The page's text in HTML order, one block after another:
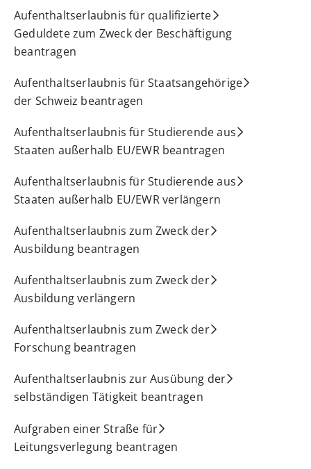
Aufenthaltserlaubnis für qualifizierte
Geduldete zum Zweck der Beschäftigung
beantragen
Aufenthaltserlaubnis für Staatsangehörige
der Schweiz beantragen
Aufenthaltserlaubnis für Studierende aus
Staaten außerhalb EU/EWR beantragen
Aufenthaltserlaubnis für Studierende aus
Staaten außerhalb EU/EWR verlängern
Aufenthaltserlaubnis zum Zweck der
Ausbildung beantragen
Aufenthaltserlaubnis zum Zweck der
Ausbildung verlängern
Aufenthaltserlaubnis zum Zweck der
Forschung beantragen
Aufenthaltserlaubnis zur Ausübung der
selbständigen Tätigkeit beantragen
Aufgraben einer Straße für
Leitungsverlegung beantragen